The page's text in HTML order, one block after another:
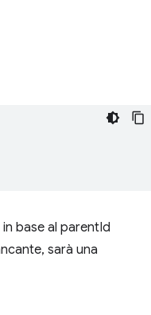
base al parentId
sarà una